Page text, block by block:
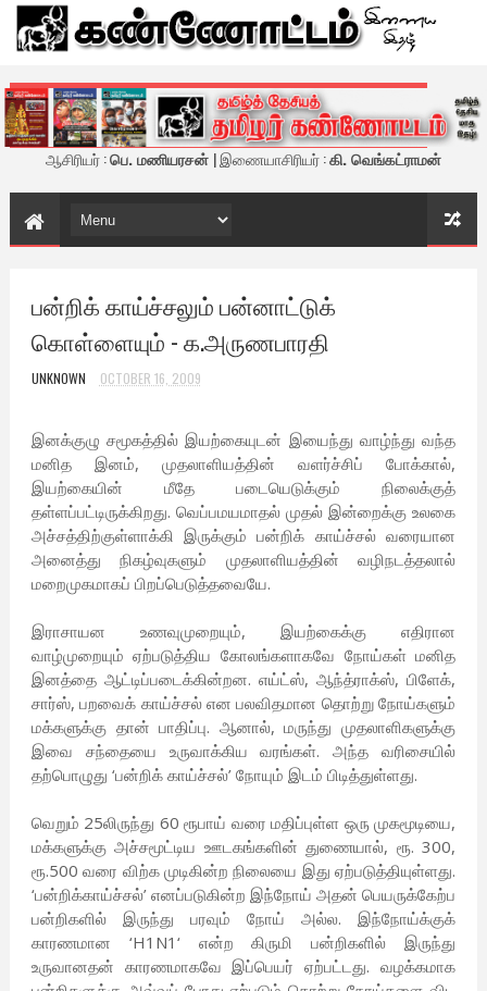
கண்ணோட்டம் - இணைய இதழ்
ஆசிரியர் :பெ. மணியரசன் | இணையாசிரியர் :கி. வெங்கட்ராமன்
பன்றிக் காய்ச்சலும் பன்னாட்டுக்
கொள்ளையும் - க.அருணபாரதி
UNKNOWN OCTOBER 16, 2009
இனக்குழு சமூகத்தில் இயற்கையுடன் இயைந்து வாழ்ந்து வந்த
மனித இனம், முதலாளியத்தின் வளர்ச்சிப் போக்கால்,
இயற்கையின் மீதே படையெடுக்கும் நிலைக்குத்
தள்ளப்பட்டிருக்கிறது. வெப்பமயமாதல் முதல் இன்றைக்கு உலகை
அச்சத்திற்குள்ளாக்கி இருக்கும் பன்றிக் காய்ச்சல் வரையான
அனைத்து நிகழ்வுகளும் முதலாளியத்தின் வழிநடத்தலால்
மறைமுகமாகப் பிறப்பெடுத்தவையே.
இராசாயன உணவுமுறையும், இயற்கைக்கு எதிரான
வாழ்முறையும் ஏற்படுத்திய கோலங்களாகவே நோய்கள் மனித
இனத்தை ஆட்டிப்படைக்கின்றன. எய்ட்ஸ், ஆந்த்ராக்ஸ், பிளேக்,
சார்ஸ், பறவைக் காய்ச்சல் என பலவிதமான தொற்று நோய்களும்
மக்களுக்கு தான் பாதிப்பு. ஆனால், மருந்து முதலாளிகளுக்கு
இவை சந்தையை உருவாக்கிய வரங்கள். அந்த வரிசையில்
தற்பொழுது ‘பன்றிக் காய்ச்சல்’ நோயும் இடம் பிடித்துள்ளது.
வெறும் 25லிருந்து 60 ரூபாய் வரை மதிப்புள்ள ஒரு முகமூடியை,
மக்களுக்கு அச்சமூட்டிய ஊடகங்களின் துணையால், ரூ. 300,
ரூ.500 வரை விற்க முடிகின்ற நிலையை இது ஏற்படுத்தியுள்ளது.
‘பன்றிக்காய்ச்சல்’ எனப்படுகின்ற இந்நோய் அதன் பெயருக்கேற்ப
பன்றிகளில் இருந்து பரவும் நோய் அல்ல. இந்நோய்க்குக்
காரணமான ‘H1N1‘ என்ற கிருமி பன்றிகளில் இருந்து
உருவானதன் காரணமாகவே இப்பெயர் ஏற்பட்டது. வழக்கமாக